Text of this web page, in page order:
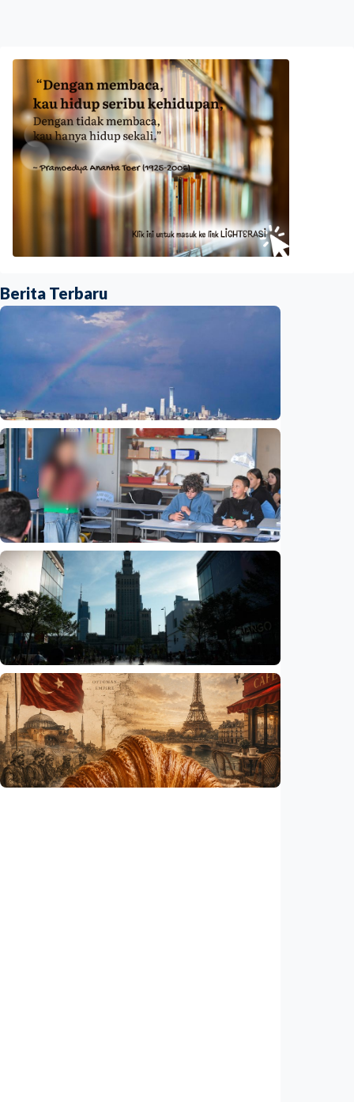
Berita Terbaru
Humaniora
Beijing jadi ibu kota arsitektur dunia
UNESCO-UIA 2029. Apa alasannya?
Indonesia•06 Aug 2026
Humaniora
Sekolah di Selandia Baru tambah mata
pelajaran berbasis industri, dari AI hingga
pariwisata
Indonesia •06 Aug 2026
Humaniora
Gelombang panas bisa memicu kecemasan
hingga depresi pada anak, ini temuan
peneliti
Indonesia•06 Aug 2026